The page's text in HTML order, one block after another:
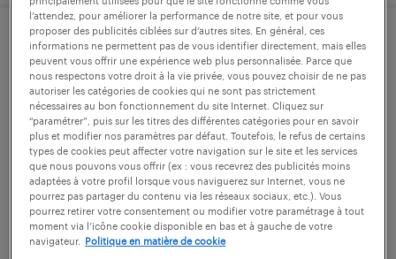
gestionnaire de paie (f/h)
pantin, seine-saint-denis
intérim
32 000 € - 35 500 € par année
publié le 11 septembre 2025
l’attendez, pour améliorer la performance de notre site, et pour vous
proposer des publicités ciblées sur d’autres sites. En général, ces
informations ne permettent pas de vous identifier directement, mais elles
peuvent vous offrir une expérience web plus personnalisée. Parce que
nous respectons votre droit à la vie privée, vous pouvez choisir de ne pas
autoriser les catégories de cookies qui ne sont pas strictement
nécessaires au bon fonctionnement du site Internet. Cliquez sur
“paramétrer”, puis sur les titres des différentes catégories pour en savoir
plus et modifier nos paramètres par défaut. Toutefois, le refus de certains
types de cookies peut affecter votre navigation sur le site et les services
que nous pouvons vous offrir (ex : vous recevrez des publicités moins
adaptées à votre profil lorsque vous naviguerez sur Internet, vous ne
pourrez pas partager du contenu via les réseaux sociaux, etc.). Vous
pourrez retirer votre consentement ou modifier votre paramétrage à tout
moment via l’icône cookie disponible en bas et à gauche de votre
navigateur.
Politique en matière de cookie